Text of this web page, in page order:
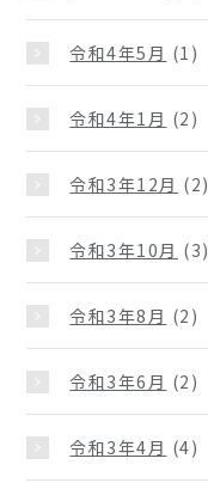
令和4年5月 (1)
令和4年1月 (2)
令和3年12月 (2)
令和3年10月 (3)
令和3年8月 (2)
令和3年6月 (2)
令和3年4月 (4)